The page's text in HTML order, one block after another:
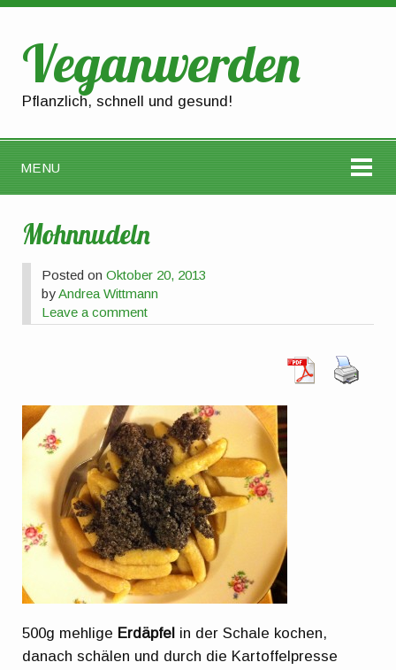
Veganwerden
Pflanzlich, schnell und gesund!
MENU
Mohnnudeln
Posted onOktober 20, 2013
byAndrea Wittmann
Leave a comment
500g mehlige Erdäpfel in der Schale kochen,
danach schälen und durch die Kartoffelpresse